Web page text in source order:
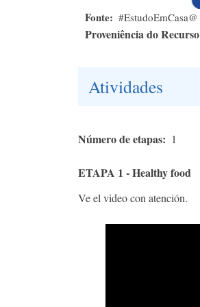
Fonte #EstudoEmCasa@
Proveniência do Recurso
Atividades
Número de etapas 1
ETAPA 1 - Healthy food
Ve el video con atención.